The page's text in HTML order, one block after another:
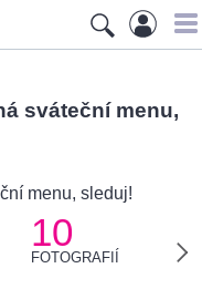
sváteční menu,
10
FOTOGRAFIÍ